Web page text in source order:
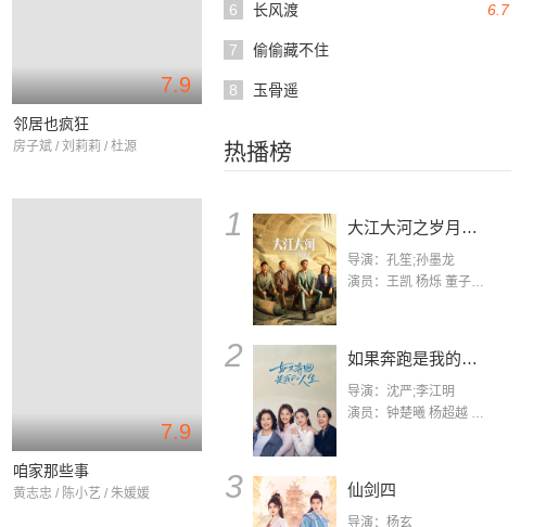
6.7
6 长风渡
7 偷偷藏不住
8 玉骨遥
热播榜
1 大江大河之岁月如歌
导演：孔笙;孙墨龙
演员：王凯 杨烁 董子健 杨采钰 张佳宁 练练 林栋甫 房子斌
2 如果奔跑是我的人生
导演：沈严;李江明
演员：钟楚曦 杨超越 许娣 陈小艺 侯雯元 宋洋 王宥钧 李添诺
3 仙剑四
导演：杨玄
7.9
邻居也疯狂
房子斌 / 刘莉莉 / 杜源
7.9
咱家那些事
黄志忠 / 陈小艺 / 朱媛媛